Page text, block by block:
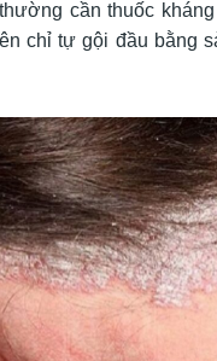
cần thuốc
chỉ tự gội đầu bằng